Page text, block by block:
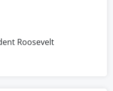
Roosevelt